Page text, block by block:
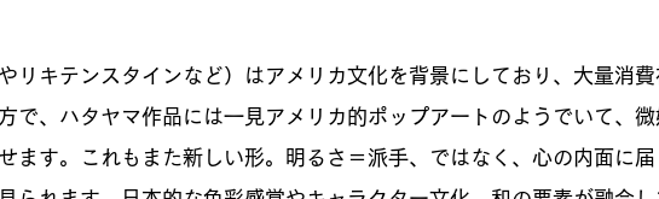
リキテンスタインなど）はアメリカ文化を背景にしており、大量消
で、ハタヤマ作品には一見アメリカ的ポップアートのようでいて、
ます。これもまた新しい形。明るさ＝派手、ではなく、心の内面に届